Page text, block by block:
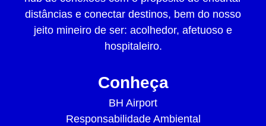
distâncias e conectar destinos, bem do nosso
jeito mineiro de ser: acolhedor, afetuoso e
hospitaleiro.
Conheça
BH Airport
Responsabilidade Ambiental